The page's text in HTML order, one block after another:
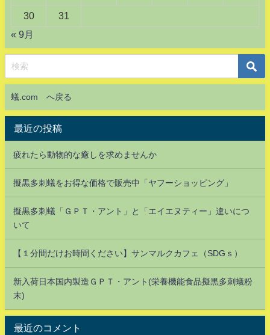
30
31
« 9月
蟻.com へ戻る
最近の投稿
疲れたら動物的な癒しを求めませんか
擬黒多刺蟻をお得な価格で販売中「ヤフーショッピング」
擬黒多刺蟻「ＧＰＴ・アント」と「エイエヌティー」違いにつ
いて
【１分間だけお時間ください】サンマルクカフェ（SDGｓ）
新入荷日本国内製造ＧＰＴ・アント(栄養機能食品擬黒多刺蟻粉
末)
最近のコメント